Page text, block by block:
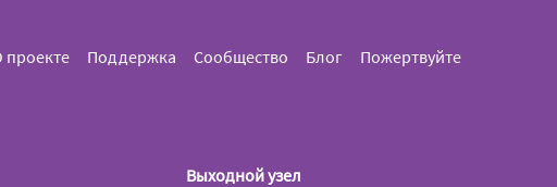
проекте Поддержка Сообщество Блог Пожертвуйте
Выходной узел